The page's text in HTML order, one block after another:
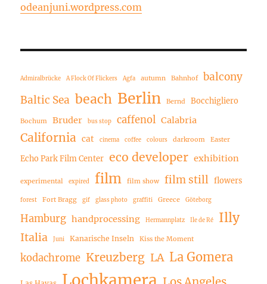
odeanjuni.wordpress.com
Admiralbrücke A Flock Of Flickers Agfa autumn Bahnhof
balcony
Baltic Sea beach Berlin Bernd Bocchigliero
Bochum Bruder bus stop caffenol Calabria
California cat cinema coffee colours darkroom Easter
Echo Park Film Center eco developer exhibition
experimental expired film film show film still flowers
forest Fort Bragg gif glass photo graffiti Greece Göteborg
Hamburg handprocessing Hermannplatz Ile de Ré Illy
Italia Juni Kanarische Inseln Kiss the Moment
kodachrome Kreuzberg LA La Gomera
Lochkamera